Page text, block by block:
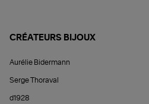
CRÉATEURS BIJOUX
Aurélie Bidermann
Serge Thoraval
d1928